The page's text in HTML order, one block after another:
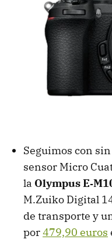
Seguimos con
sensor Micro
la Olympus
M.Zuiko Digital
de transporte y
por479,90 euros